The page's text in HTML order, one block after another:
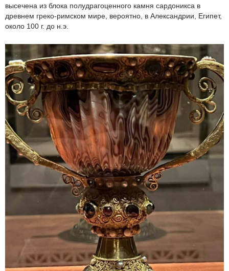
высечена из блока полудрагоценного камня сардоникса в
древнем греко-римском мире, вероятно, в Александрии, Египет,
около 100 г. до н.э.